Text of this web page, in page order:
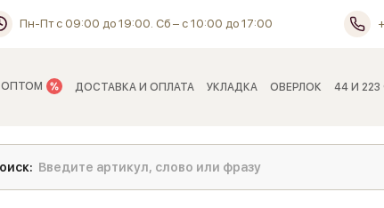
Пн-Пт с 09:00 до 19:00. Сб – с 10:00 до 17:00
ОПТОМ ДОСТАВКА И ОПЛАТА УКЛАДКА ОВЕРЛОК 44 И 223